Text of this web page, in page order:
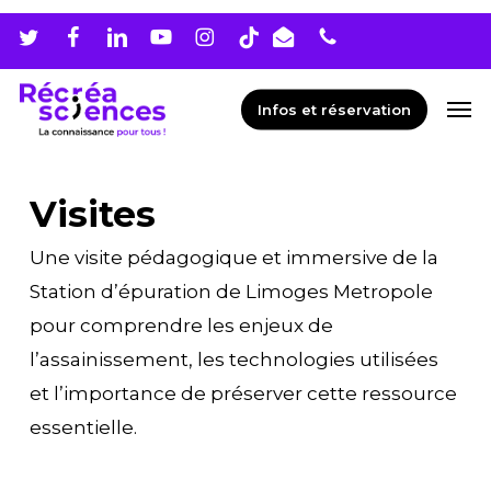
Skip
main
content
Infos et réservation
Visites
Une visite pédagogique et immersive de la
Station d’épuration de Limoges Metropole
pour comprendre les enjeux de
l’assainissement, les technologies utilisées
et l’importance de préserver cette ressource
essentielle.
Menu